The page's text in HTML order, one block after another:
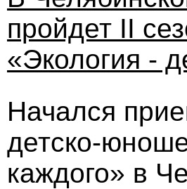
пройдет II
«Экология -
Начался
детско-
каждого» в